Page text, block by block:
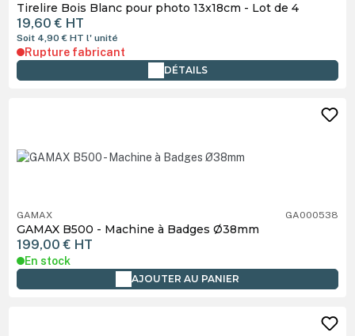
Tirelire Bois Blanc pour photo 13x18cm - Lot de 4
19,60 € HT
Soit 4,90 €HTl' unité
Rupture fabricant
DÉTAILS
GAMAX GA000538
GAMAX B500 - Machine à Badges Ø38mm
199,00 € HT
En stock
AJOUTER AU PANIER